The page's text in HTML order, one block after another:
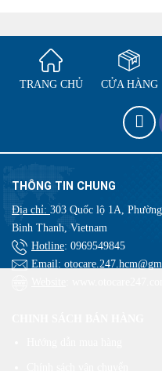
TRANG CHỦ CỬA HÀNG
THÔNG TIN CHUNG
Địa chỉ: 303 Quốc lộ 1A,
Binh Thanh, Vietnam
Hotline: 0969549845
Email: